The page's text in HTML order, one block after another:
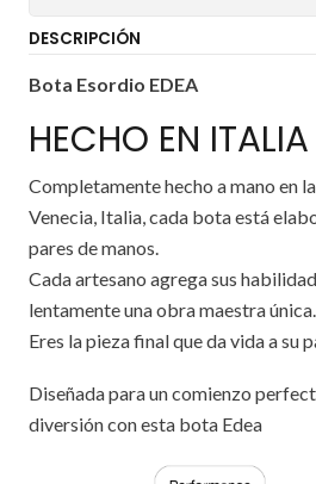
DESCRIPCIÓN
Bota Esordio EDEA
HECHO EN ITALIA
Completamente hecho a mano en
Venecia, Italia, cada bota está
pares de manos.
Cada artesano agrega sus
lentamente una obra maestra única.
Eres la pieza final que da vida a su
Diseñada para un comienzo
diversión con esta bota Edea